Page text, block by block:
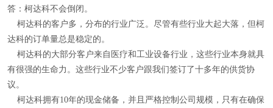
答：柯达科不会倒闭。
柯达科的客户多，分布的行业广泛。尽管有些行业大起大落，但柯
达科的订单量总是稳定的。
柯达科的大部分客户来自医疗和工业设备行业，这些行业本身就具
有很强的生命力。这些行业不少客户跟我们签订了十多年的供货协
议。
柯达科拥有10年的现金储备，并且严格控制公司规模，只有在确保